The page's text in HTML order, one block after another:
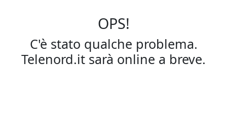
OPS!
C'è stato qualche problema.
Telenord.it sarà online a breve.